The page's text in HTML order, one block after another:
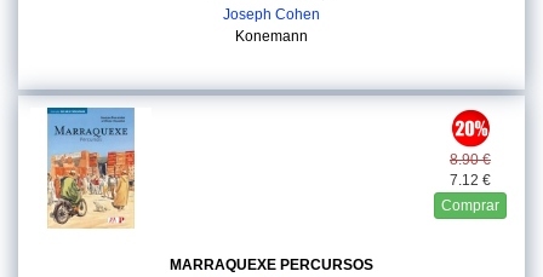
Joseph Cohen
Konemann
8.90 €
7.12 €
Comprar
MARRAQUEXE PERCURSOS